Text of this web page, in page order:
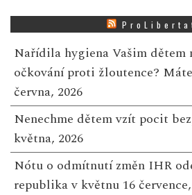
Nařídila hygiena Vašim dětem
očkování proti žloutence?
června, 2026
Nenechme dětem vzít pocit
května, 2026
Nótu o odmítnutí změn IHR
republika v květnu 16